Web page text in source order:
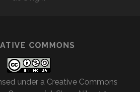
COMMONS
under a Creative Commons